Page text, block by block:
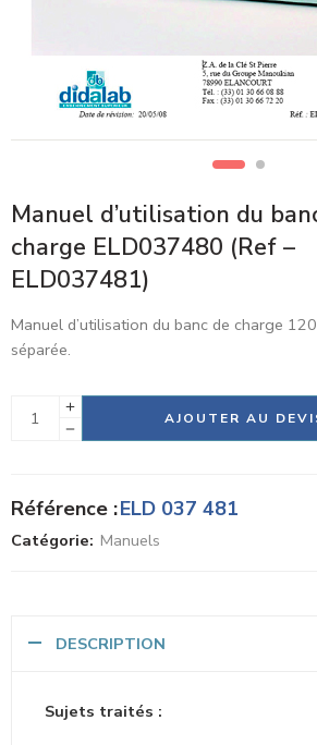
Manuel d’utilisation du
charge ELD037480 (Ref –
ELD037481)
Manuel d’utilisation du banc de charge
séparée.
AJOUTER AU
Alternative:
Référence :ELD 037 481
Catégorie: Manuels
DESCRIPTION
Sujets traités :